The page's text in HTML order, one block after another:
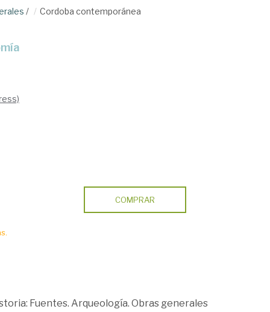
/ Cordoba contemporánea
COMPRAR
Fuentes. Arqueología. Obras generales